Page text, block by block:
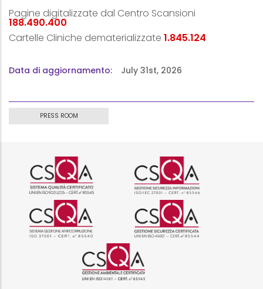
Pagine digitalizzate dal Centro Scansioni
207.073.960
Cartelle Cliniche dematerializzate 2.027.038
Data di aggiornamento July 31st, 2026
PRESS ROOM
Logo certificazione ISO 9001
Logo
Logo certificazione ISO 37001
Logo
Logo certificazione ISO